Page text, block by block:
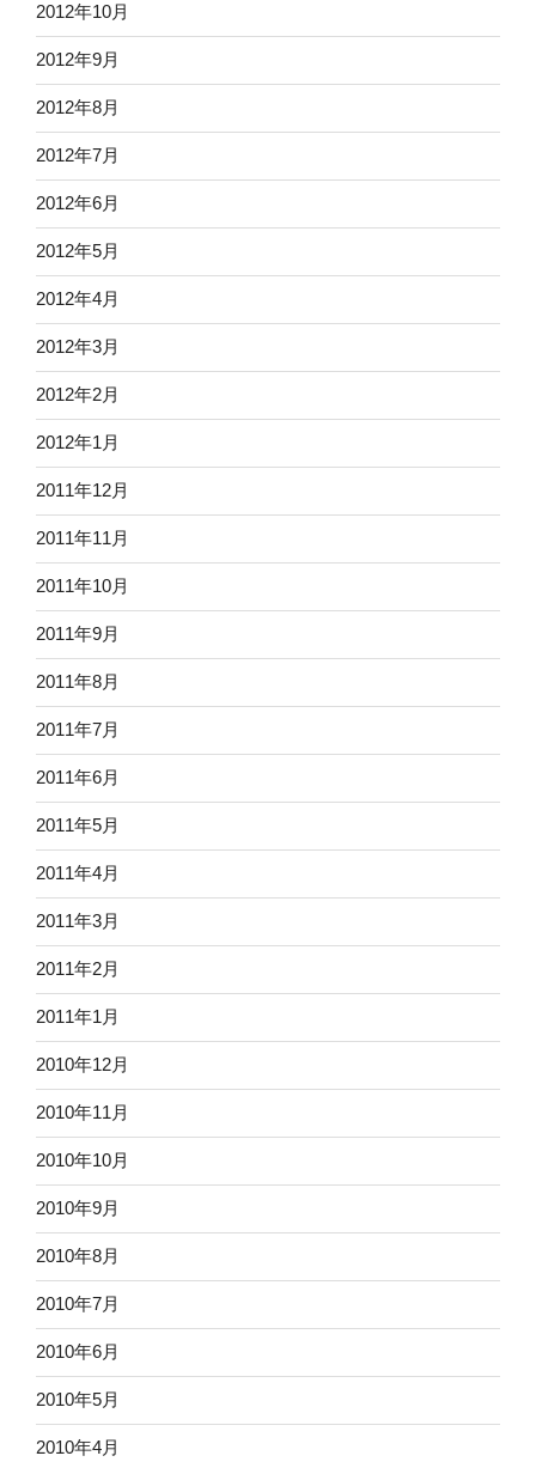
2012年10月
2012年9月
2012年8月
2012年7月
2012年6月
2012年5月
2012年4月
2012年3月
2012年2月
2012年1月
2011年12月
2011年11月
2011年10月
2011年9月
2011年8月
2011年7月
2011年6月
2011年5月
2011年4月
2011年3月
2011年2月
2011年1月
2010年12月
2010年11月
2010年10月
2010年9月
2010年8月
2010年7月
2010年6月
2010年5月
2010年4月